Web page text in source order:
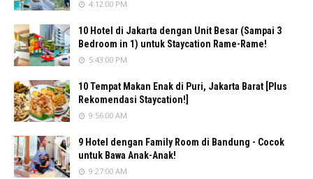
4:12:00 PM
10 Hotel di Jakarta dengan Unit Besar (Sampai 3
Bedroom in 1) untuk Staycation Rame-Rame!
5:43:00 PM
10 Tempat Makan Enak di Puri, Jakarta Barat [Plus
Rekomendasi Staycation!]
9:56:00 AM
9 Hotel dengan Family Room di Bandung - Cocok
untuk Bawa Anak-Anak!
9:27:00 AM